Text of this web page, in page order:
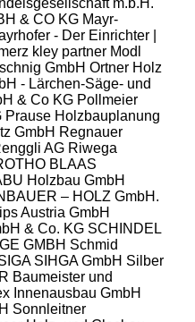
m.b.H.
& CO KG Mayr-
- Der Einrichter |
kley partner Modl
GmbH Ortner Holz
- Lärchen-Säge- und
& Co KG Pollmeier
Prause Holzbauplanung
GmbH Regnauer
AG Riwega
BLAAS
Holzbau GmbH
– HOLZ GmbH.
Austria GmbH
& Co. KG SCHINDEL
GMBH Schmid
SIHGA GmbH Silber
Baumeister und
Innenausbau GmbH
Sonnleitner